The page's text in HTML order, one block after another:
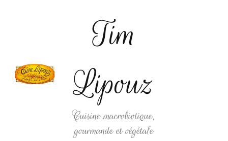
Tim
Lipouz
Cuisine macrobiotique,
gourmande et végétale